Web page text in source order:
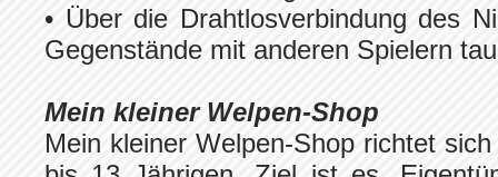
• Über die Drahtlosverbindung des
Gegenstände mit anderen Spielern
Mein kleiner Welpen-Shop
Mein kleiner Welpen-Shop richtet